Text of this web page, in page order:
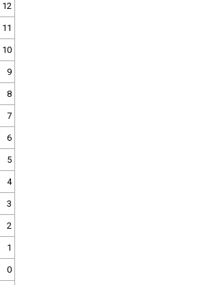
12
11
10
9
8
7
6
5
4
3
2
1
0